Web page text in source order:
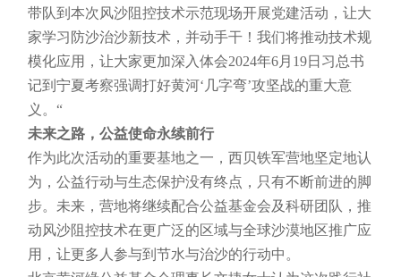
带队到本次风沙阻控技术示范现场开展党建活动，让大
家学习防沙治沙新技术，并动手干！我们将推动技术规
模化应用，让大家更加深入体会2024年6月19日习总书
记到宁夏考察强调打好黄河‘几字弯’攻坚战的重大意
义。“
未来之路，公益使命永续前行
作为此次活动的重要基地之一，西贝铁军营地坚定地认
为，公益行动与生态保护没有终点，只有不断前进的脚
步。未来，营地将继续配合公益基金会及科研团队，推
动风沙阻控技术在更广泛的区域与全球沙漠地区推广应
用，让更多人参与到节水与治沙的行动中。